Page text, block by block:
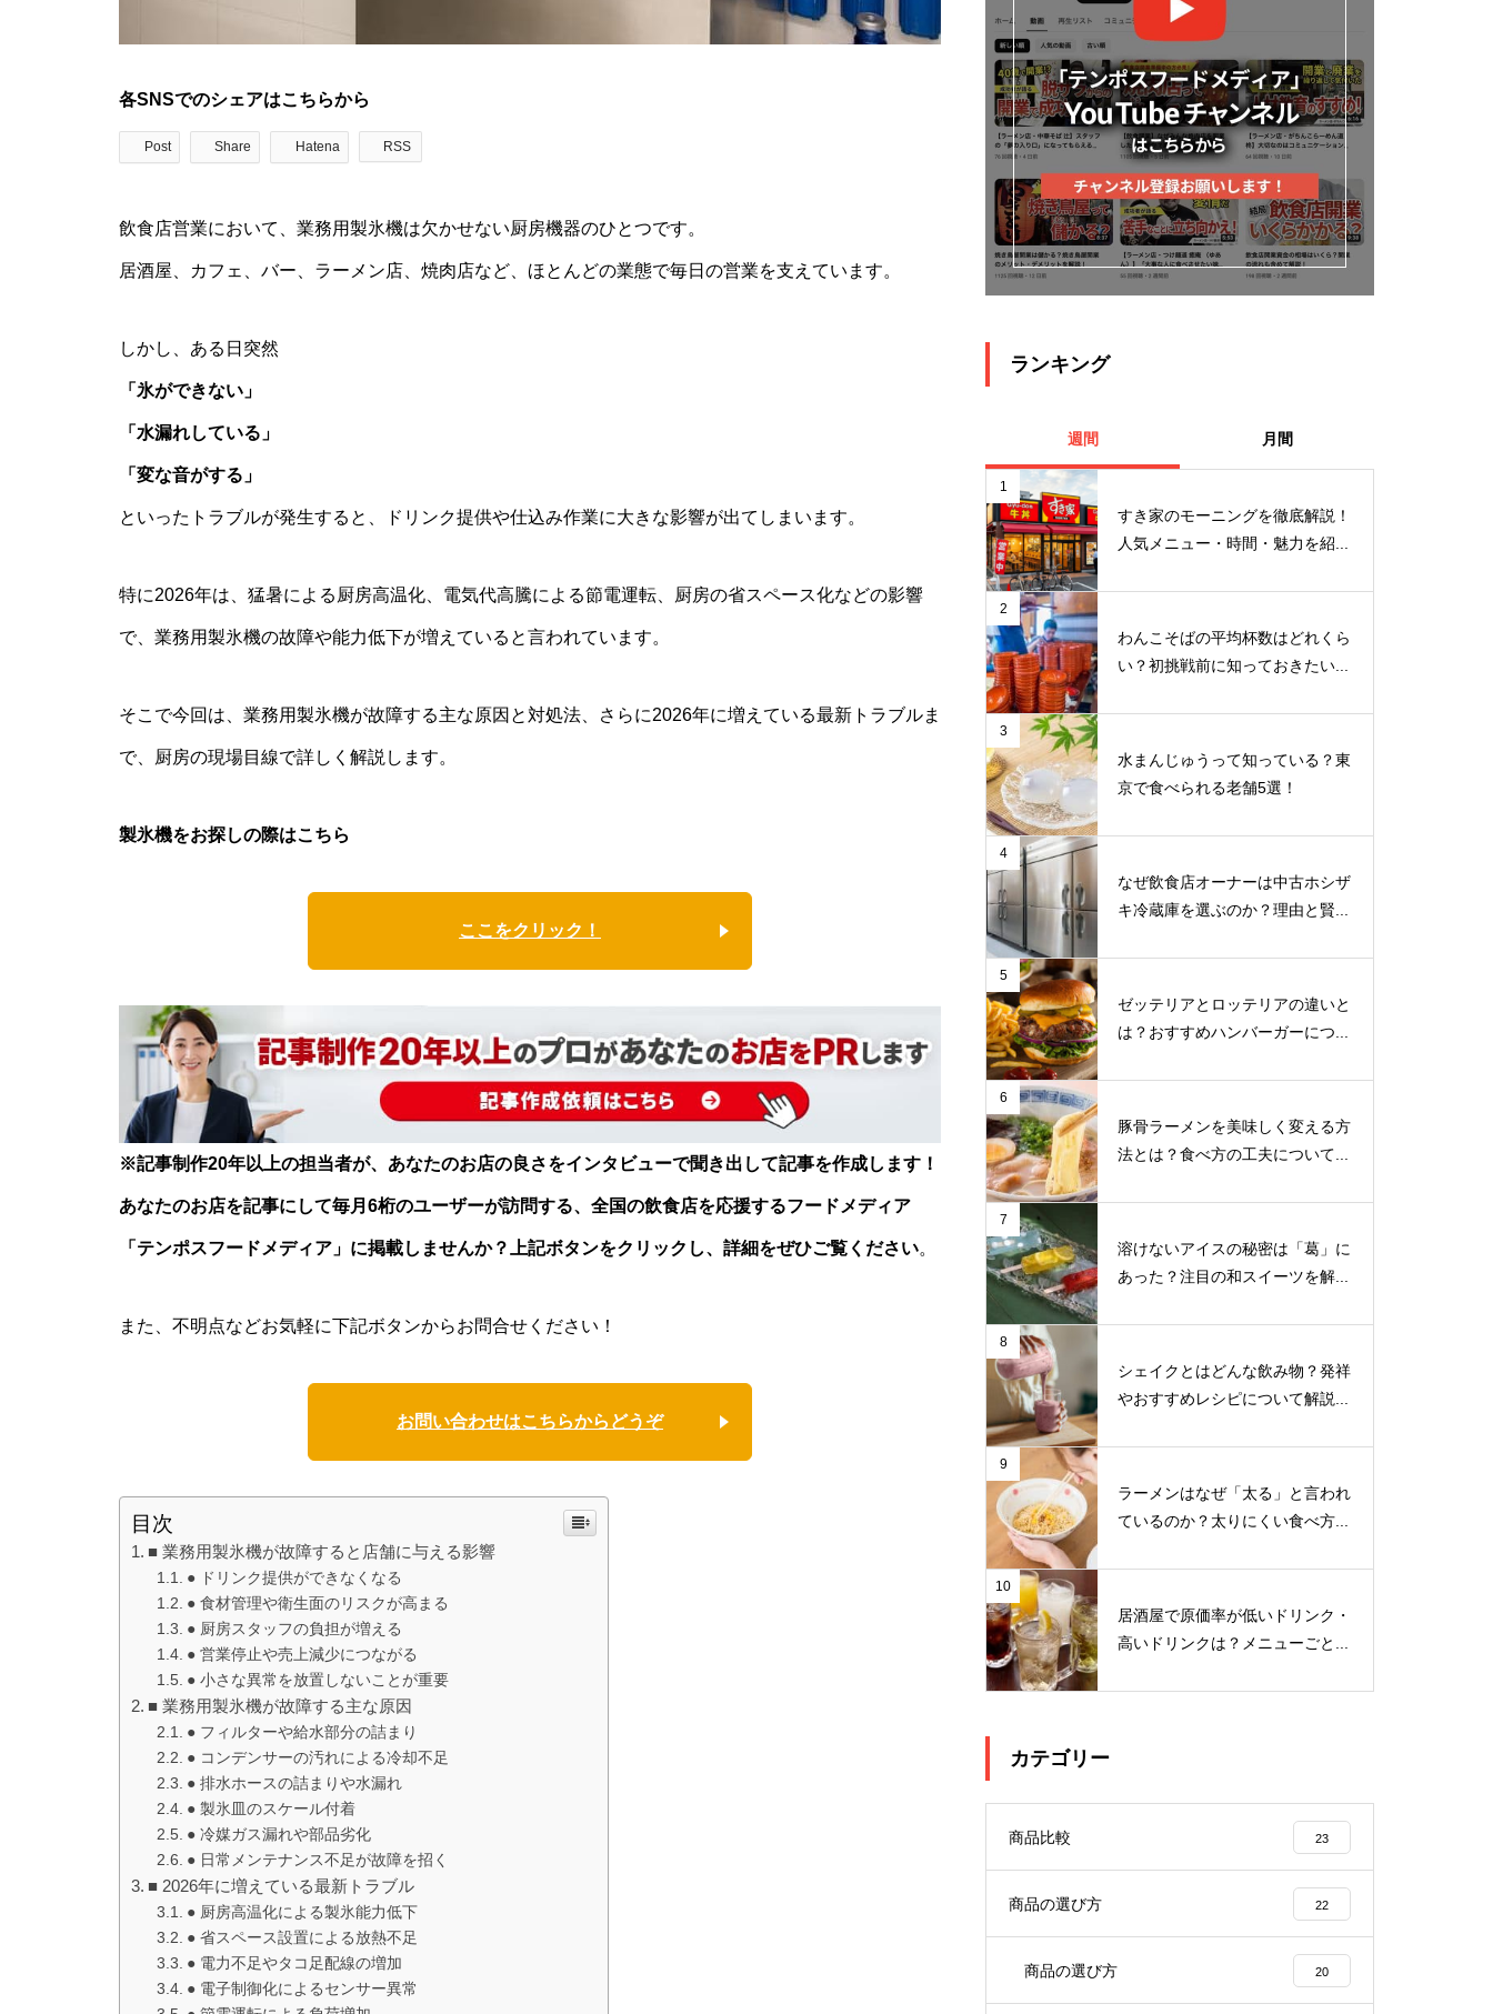
各SNSでのシェアはこちらから
Post Share Hatena RSS
飲食店営業において、業務用製氷機は欠かせない厨房機器のひとつです。
居酒屋、カフェ、バー、ラーメン店、焼肉店など、ほとんどの業態で毎日の営業を支えています。
しかし、ある日突然
「氷ができない」
「水漏れしている」
「変な音がする」
といったトラブルが発生すると、ドリンク提供や仕込み作業に大きな影響が出てしまいます。
特に2026年は、猛暑による厨房高温化、電気代高騰による節電運転、厨房の省スペース化などの影響
で、業務用製氷機の故障や能力低下が増えていると言われています。
そこで今回は、業務用製氷機が故障する主な原因と対処法、さらに2026年に増えている最新トラブルま
で、厨房の現場目線で詳しく解説します。
製氷機をお探しの際はこちら
ここをクリック！
※記事制作20年以上の担当者が、あなたのお店の良さをインタビューで聞き出して記事を作成します！
あなたのお店を記事にして毎月6桁のユーザーが訪問する、全国の飲食店を応援するフードメディア
「テンポスフードメディア」に掲載しませんか？上記ボタンをクリックし、詳細をぜひご覧ください。
また、不明点などお気軽に下記ボタンからお問合せください！
お問い合わせはこちらからどうぞ
目次
■ 業務用製氷機が故障すると店舗に与える影響
● ドリンク提供ができなくなる
● 食材管理や衛生面のリスクが高まる
● 厨房スタッフの負担が増える
● 営業停止や売上減少につながる
● 小さな異常を放置しないことが重要
■ 業務用製氷機が故障する主な原因
● フィルターや給水部分の詰まり
● コンデンサーの汚れによる冷却不足
● 排水ホースの詰まりや水漏れ
● 製氷皿のスケール付着
● 冷媒ガス漏れや部品劣化
● 日常メンテナンス不足が故障を招く
■ 2026年に増えている最新トラブル
● 厨房高温化による製氷能力低下
● 省スペース設置による放熱不足
● 電力不足やタコ足配線の増加
● 電子制御化によるセンサー異常
ランキング
週間 月間
1
すき家のモーニングを徹底解説！
人気メニュー・時間・魅力を紹...
2
わんこそばの平均杯数はどれくら
い？初挑戦前に知っておきたい...
3
水まんじゅうって知っている？東
京で食べられる老舗5選！
4
なぜ飲食店オーナーは中古ホシザ
キ冷蔵庫を選ぶのか？理由と賢...
5
ゼッテリアとロッテリアの違いと
は？おすすめハンバーガーにつ...
6
豚骨ラーメンを美味しく変える方
法とは？食べ方の工夫について...
7
溶けないアイスの秘密は「葛」に
あった？注目の和スイーツを解...
8
シェイクとはどんな飲み物？発祥
やおすすめレシピについて解説...
9
ラーメンはなぜ「太る」と言われ
ているのか？太りにくい食べ方...
10
居酒屋で原価率が低いドリンク・
高いドリンクは？メニューごと...
カテゴリー
商品比較 23
商品の選び方 22
商品の選び方 20